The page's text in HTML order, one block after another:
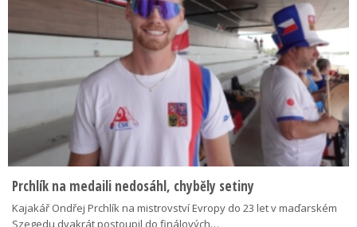
Prchlík na medaili nedosáhl, chyběly setiny
Kajakář Ondřej Prchlík na mistrovství Evropy do 23 let v maďarském
Szegedu dvakrát postoupil do finálových…